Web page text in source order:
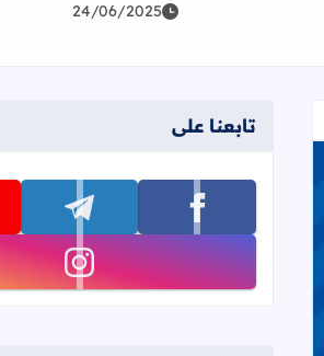
24/06/2025
تابعنا على
تابعنا على facebook تابعنا على telegram
تابعنا على instagram